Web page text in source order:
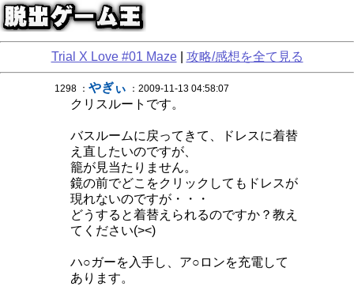
Trial X Love #01 Maze| 攻略/感想を全て見る
1298 ： やぎぃ ：2009-11-13 04:58:07
クリスルートです。
バスルームに戻ってきて、ドレスに着替
え直したいのですが、
籠が見当たりません。
鏡の前でどこをクリックしてもドレスが
現れないのですが・・・
どうすると着替えられるのですか？教え
てください(><)
ハ○ガーを入手し、ア○ロンを充電して
あります。